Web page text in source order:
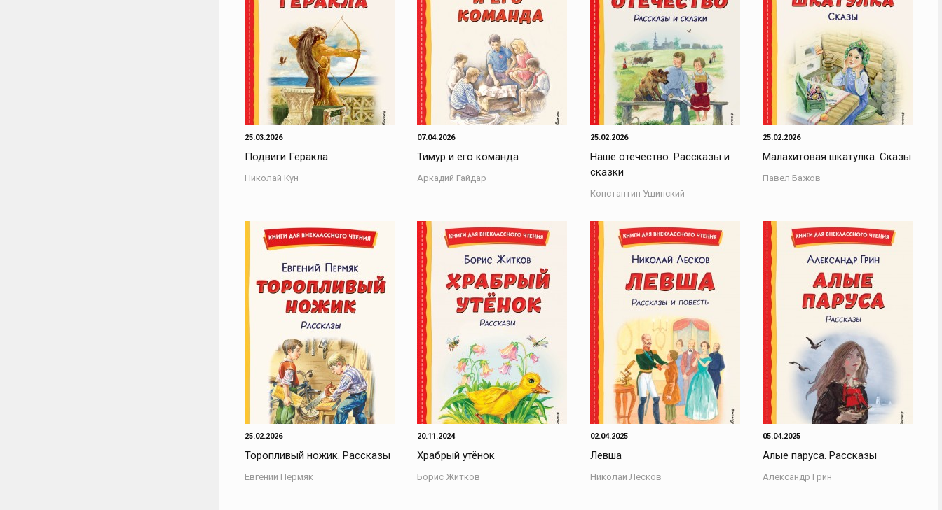
25.03.2026
Подвиги Геракла
Николай Кун
07.04.2026
Тимур и его команда
Аркадий Гайдар
25.02.2026
Наше отечество. Рассказы и
сказки
Константин Ушинский
25.02.2026
Малахитовая шкатулка. Сказы
Павел Бажов
25.02.2026
Торопливый ножик. Рассказы
Евгений Пермяк
20.11.2024
Храбрый утёнок
Борис Житков
02.04.2025
Левша
Николай Лесков
05.04.2025
Алые паруса. Рассказы
Александр Грин